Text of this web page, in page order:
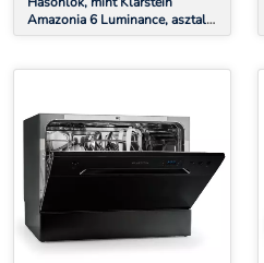
Amazonia 6 Luminance, asztali
mosogatógép, 1380 W, 6
osztály